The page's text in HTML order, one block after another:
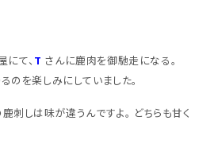
て、 T さんに鹿肉を御馳走になる。
のを楽しみにしていました。
刺しは味が違うんですよ。 どちらも甘く